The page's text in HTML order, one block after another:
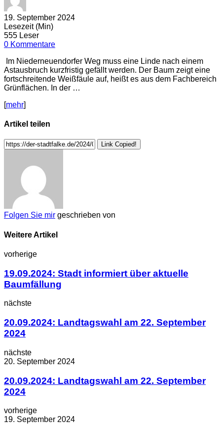
19. September 2024
Lesezeit (Min)
555 Leser
0 Kommentare
Im Niederneuendorfer Weg muss eine Linde nach einem
Astausbruch kurzfristig gefällt werden. Der Baum zeigt eine
fortschreitende Weißfäule auf, heißt es aus dem Fachbereich
Grünflächen. In der …
[mehr]
Artikel teilen
Link Copied!
Folgen Sie mir geschrieben von
Weitere Artikel
vorherige
19.09.2024: Stadt informiert über aktuelle
Baumfällung
nächste
20.09.2024: Landtagswahl am 22. September
2024
nächste
20. September 2024
20.09.2024: Landtagswahl am 22. September
2024
vorherige
19. September 2024